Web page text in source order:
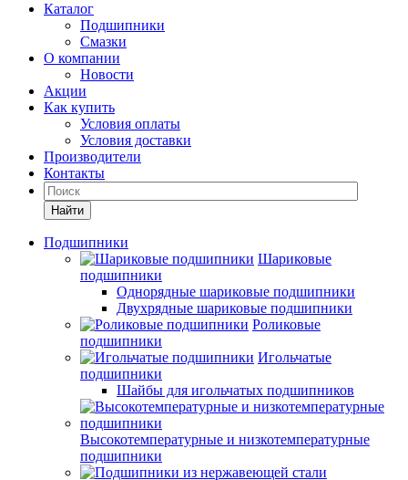
Каталог
Подшипники
Смазки
О компании
Новости
Акции
Как купить
Условия оплаты
Условия доставки
Производители
Контакты
Найти
Подшипники
Шариковые
подшипники
Однорядные шариковые подшипники
Двухрядные шариковые подшипники
Роликовые
подшипники
Игольчатые
подшипники
Шайбы для игольчатых подшипников
Высокотемпературные и низкотемпературные
подшипники